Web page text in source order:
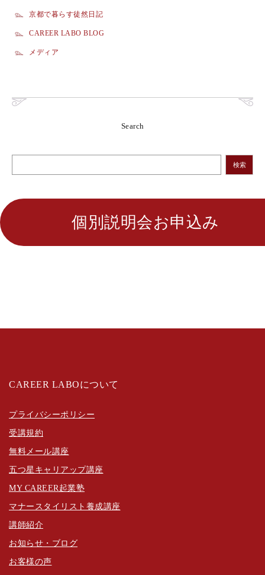
京都で暮らす徒然日記
CAREER LABO BLOG
メディア
Search
検索
個別説明会お申込み
CAREER LABOについて
プライバシーポリシー
受講規約
無料メール講座
五つ星キャリアップ講座
MY CAREER起業塾
マナースタイリスト養成講座
講師紹介
お知らせ・ブログ
お客様の声